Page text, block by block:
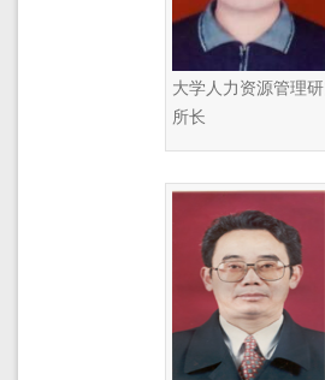
大学人力资源管理
所长